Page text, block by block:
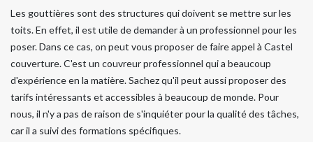
Les gouttières sont des structures qui doivent se mettre sur les
toits. En effet, il est utile de demander à un professionnel pour les
poser. Dans ce cas, on peut vous proposer de faire appel à Castel
couverture. C'est un couvreur professionnel qui a beaucoup
d'expérience en la matière. Sachez qu'il peut aussi proposer des
tarifs intéressants et accessibles à beaucoup de monde. Pour
nous, il n'y a pas de raison de s'inquiéter pour la qualité des tâches,
car il a suivi des formations spécifiques.